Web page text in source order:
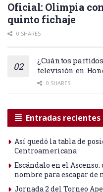
Oficial: Olimpia
quinto fichaje
0 SHARES
¿Cuántos
televisión en
0 SHARES
Entradas recientes
Así quedó la tabla de
Centroamericana
Escándalo en el
nombre para escapar
Jornada 2 del Torneo